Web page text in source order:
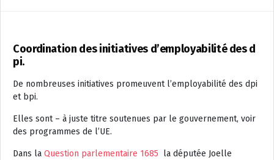
Coordination des initiatives d’employabilité des d
pi.
De nombreuses initiatives promeuvent l’employabilité des dpi
et bpi.
Elles sont – à juste titre soutenues par le gouvernement, voir
des programmes de l’UE.
Dans la Question parlementaire 1685 la députée Joelle